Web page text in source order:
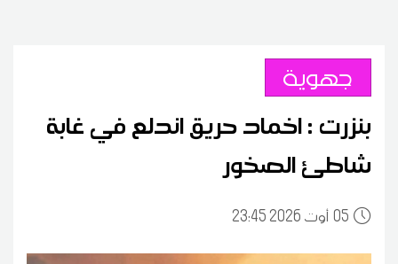
جهوية
بنزرت : اخماد حريق اندلع في غابة
شاطئ الصخور
0523:45 2026 أوت